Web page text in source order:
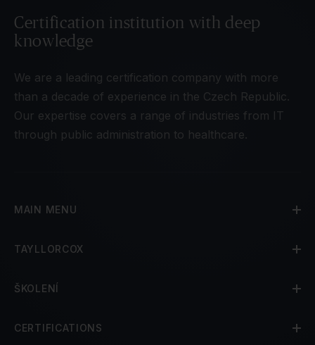
Certification institution with deep
knowledge
We are a leading certification company with more
than a decade of experience in the Czech Republic.
Our expertise covers a range of industries from IT
through public administration to healthcare.
MAIN MENU
TAYLLORCOX
ŠKOLENÍ
CERTIFICATIONS